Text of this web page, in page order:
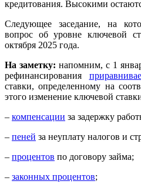
кредитования. Высокими
Следующее заседание, на
вопрос об уровне ключевой
октября 2025 года.
На заметку: напомним, с 1
рефинансирования
ставки, определенному на
этого изменение ключевой
– компенсации за задержку
– пеней за неуплату налогов и
– процентов по договору займа;
– законных процентов;